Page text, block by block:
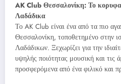
AK Club Θεσσαλονίκη: Το
Λαδάδικα
Το AK Club είναι ένα από τα πιο
Θεσσαλονίκη, τοποθετημένο στην
Λαδάδικων. Ξεχωρίζει για την
υψηλής ποιότητας μουσική και τις
προσφερόμενα από ένα φιλικό και